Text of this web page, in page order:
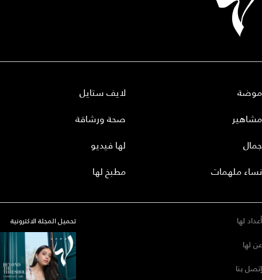
موضة
مشاهير
جمال
نساء ملهمات
لايف ستايل
صحة ورشاقة
لها فيديو
مطبخ لها
أعداد لها
عن لها
إتصل بنا
تحميل المجلة الاكترونية